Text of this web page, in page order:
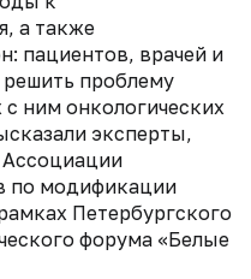
а также
пациентов, врачей и
проблему
ним онкологических
эксперты,
по модификации
Петербургского
форума «Белые